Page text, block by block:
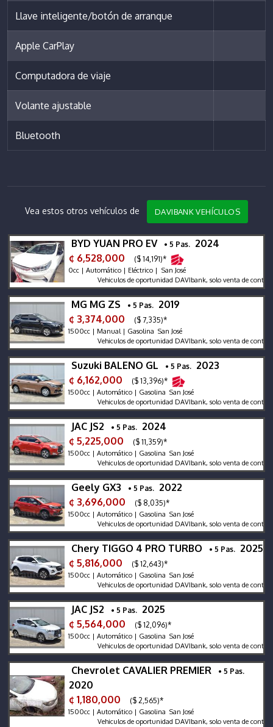
Llave inteligente/botón de arranque
Apple CarPlay
Computadora de viaje
Volante ajustable
Bluetooth
Vea estos otros vehículos de DAVIBANK VEHÍCULOS
BYD YUAN PRO EV • 5 Pas. 2024
¢ 6,528,000
($ 14,191)*
0cc | Automático | Eléctrico | San José
Vehiculos de oportunidad DAVIbank, solo venta de contado
MG MG ZS • 5 Pas. 2019
¢ 3,374,000
($ 7,335)*
1500cc | Manual | Gasolina San José
Vehiculos de oportunidad DAVIbank, solo venta de contado.
Suzuki BALENO GL • 5 Pas. 2023
¢ 6,162,000
($ 13,396)*
1500cc | Automático | Gasolina San José
Vehiculos de oportunidad DAVIbank, solo venta de contado
JAC JS2 • 5 Pas. 2024
¢ 5,225,000
($ 11,359)*
1500cc | Automático | Gasolina San José
Vehiculos de oportunidad DAVIbank, solo venta de contado
Geely GX3 • 5 Pas. 2022
¢ 3,696,000
($ 8,035)*
1500cc | Automático | Gasolina San José
Vehiculos de oportunidad DAVIbank, solo venta de contado,
Chery TIGGO 4 PRO TURBO • 5 Pas. 2025
¢ 5,816,000
($ 12,643)*
1500cc | Automático | Gasolina San José
Vehiculos de oportunidad DAVIbank, solo venta de contado,
JAC JS2 • 5 Pas. 2025
¢ 5,564,000
($ 12,096)*
1500cc | Automático | Gasolina San José
Vehiculos de oportunidad DAVIbank, solo venta de contado,
Chevrolet CAVALIER PREMIER • 5 Pas.
2020
¢ 1,180,000
($ 2,565)*
1500cc | Automático | Gasolina San José
Vehiculos de oportunidad DAVIbank, solo venta de contado,